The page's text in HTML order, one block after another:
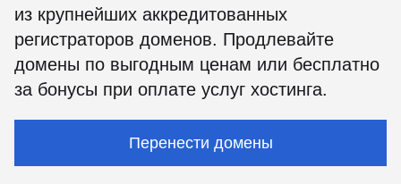
из крупнейших аккредитованных
регистраторов доменов. Продлевайте
домены по выгодным ценам или бесплатно
за бонусы при оплате услуг хостинга.
Перенести домены